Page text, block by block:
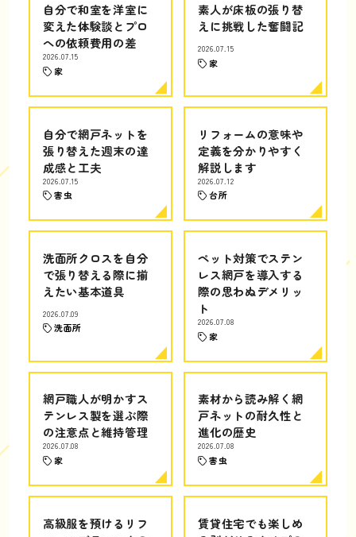
自分で和室を洋室に
変えた体験談とプロ
への依頼費用の差
2026.07.15
家
素人が床板の張り替
えに挑戦した奮闘記
2026.07.15
家
自分で網戸ネットを
張り替えた週末の達
成感と工夫
2026.07.15
害虫
リフォームの意味や
定義を分かりやすく
解説します
2026.07.12
台所
洗面所クロスを自分
で張り替える際に揃
えたい基本道具
2026.07.09
洗面所
ペット対策でステン
レス網戸を導入する
際の思わぬデメリッ
ト
2026.07.08
家
網戸職人が明かすス
テンレス製を選ぶ際
の注意点と維持管理
2026.07.08
家
素材から読み解く網
戸ネットの耐久性と
進化の歴史
2026.07.08
害虫
高級服を預けるリフ
賃貸住宅でも楽しめ